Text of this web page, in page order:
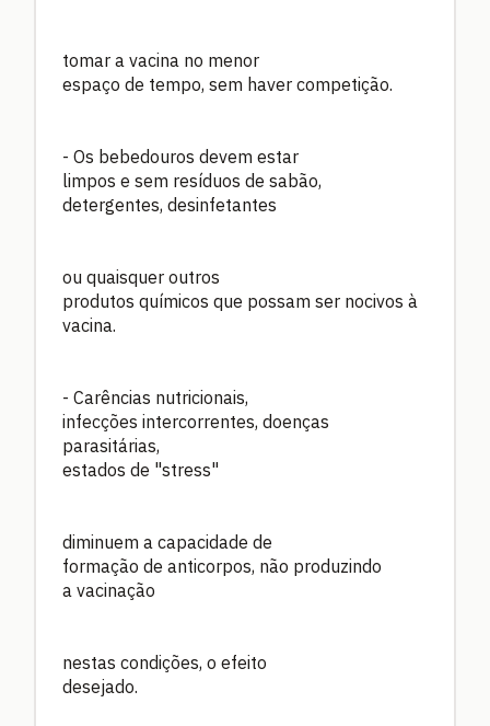
tomar a vacina no menor
espaço de tempo, sem haver competição.
- Os bebedouros devem estar
limpos e sem resíduos de sabão,
detergentes, desinfetantes
ou quaisquer outros
produtos químicos que possam ser nocivos à
vacina.
- Carências nutricionais,
infecções intercorrentes, doenças
parasitárias,
estados de "stress"
diminuem a capacidade de
formação de anticorpos, não produzindo
a vacinação
nestas condições, o efeito
desejado.